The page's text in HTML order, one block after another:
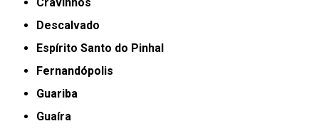
Descalvado
Espírito Santo do Pinhal
Fernandópolis
Guariba
Guaíra